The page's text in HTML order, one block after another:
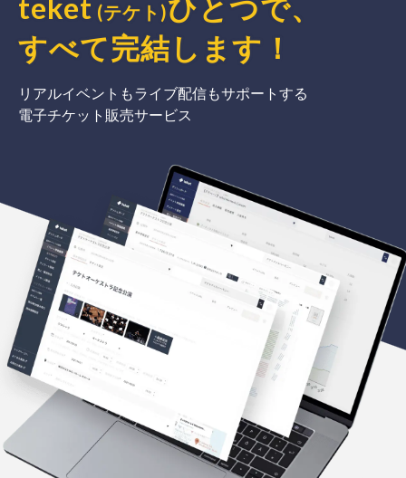
teket (テケト)ひとつで、
すべて完結 します ！
リアルイベントもライブ配信もサポートする
電子チケット販売サービス